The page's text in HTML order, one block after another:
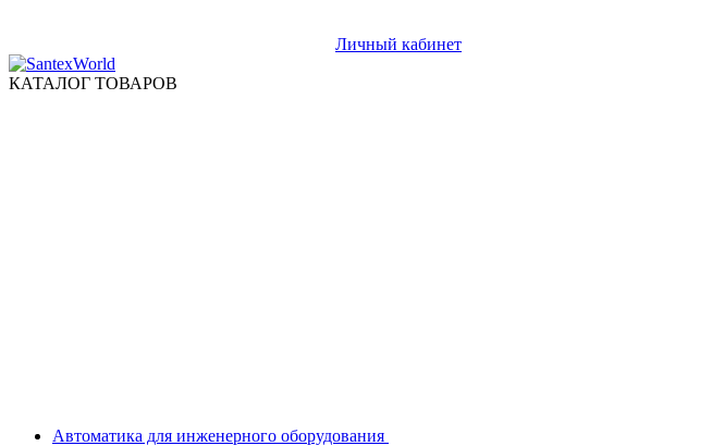
Личный кабинет
КАТАЛОГ ТОВАРОВ
Автоматика для инженерного оборудования